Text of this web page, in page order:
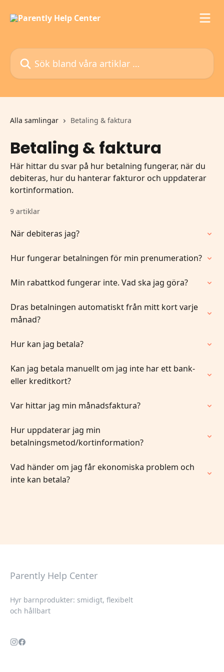
Sök bland våra artiklar …
Alla samlingar Betaling & faktura
Betaling & faktura
Här hittar du svar på hur betalning fungerar, när du
debiteras, hur du hanterar fakturor och uppdaterar
kortinformation.
9 artiklar
När debiteras jag?
Hur fungerar betalningen för min prenumeration?
Min rabattkod fungerar inte. Vad ska jag göra?
Dras betalningen automatiskt från mitt kort varje
månad?
Hur kan jag betala?
Kan jag betala manuellt om jag inte har ett bank-
eller kreditkort?
Var hittar jag min månadsfaktura?
Hur uppdaterar jag min
betalningsmetod/kortinformation?
Vad händer om jag får ekonomiska problem och
inte kan betala?
Parently Help Center
Hyr barnprodukter: smidigt, flexibelt
och hållbart